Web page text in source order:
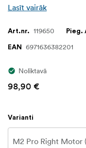
Lasīt vairāk
Art.nr. 119650 Pieg.
EAN 6971636382201
Noliktavā
98,90 €
Varianti